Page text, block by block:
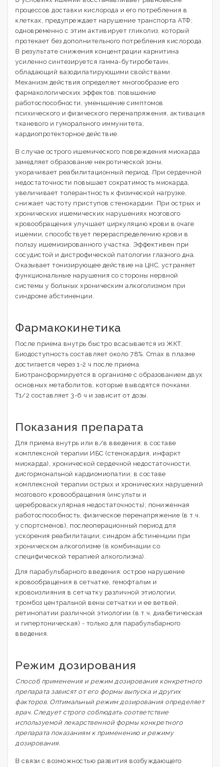
процессов доставки кислорода и его потребления в
клетках, предупреждает нарушение транспорта АТФ;
одновременно с этим активирует гликолиз, который
протекает без дополнительного потребления кислорода.
В результате снижения концентрации карнитина
усиленно синтезируется гамма-бутиробетаин,
обладающий вазодилатирующими свойствами.
Механизм действия определяет многообразие его
фармакологических эффектов: повышение
работоспособности, уменьшение симптомов
психического и физического перенапряжения, активация
тканевого и гуморального иммунитета,
кардиопротекторное действие.
В случае острого ишемического повреждения миокарда
замедляет образование некротической зоны,
укорачивает реабилитационный период. При сердечной
недостаточности повышает сократимость миокарда,
увеличивает толерантность к физической нагрузке,
снижает частоту приступов стенокардии. При острых и
хронических ишемических нарушениях мозгового
кровообращения улучшает циркуляцию крови в очаге
ишемии, способствует перераспределению крови в
пользу ишемизированного участка. Эффективен при
сосудистой и дистрофической патологии глазного дна.
Оказывает тонизирующее действие на ЦНС, устраняет
функциональные нарушения со стороны нервной
системы у больных хроническим алкоголизмом при
синдроме абстиненции.
Фармакокинетика
После приема внутрь быстро всасывается из ЖКТ.
Биодоступность составляет около 78%. Cmax в плазме
достигается через 1-2 ч после приема.
Биотрансформируется в организме с образованием двух
основных метаболитов, которые выводятся почками.
T1/2 составляет 3-6 ч и зависит от дозы.
Показания препарата
Для приема внутрь или в/в введения: в составе
комплексной терапии ИБС (стенокардия, инфаркт
миокарда), хронической сердечной недостаточности,
дисгормональной кардиомиопатии; в составе
комплексной терапии острых и хронических нарушений
мозгового кровообращения (инсульты и
цереброваскулярная недостаточность); пониженная
работоспособность, физическое перенапряжение (в т.ч.
у спортсменов), послеоперационный период для
ускорения реабилитации; синдром абстиненции при
хроническом алкоголизме (в комбинации со
специфической терапией алкоголизма).
Для парабульбарного введения: острое нарушение
кровообращения в сетчатке, гемофтальм и
кровоизлияния в сетчатку различной этиологии,
тромбоз центральной вены сетчатки и ее ветвей,
ретинопатии различной этиологии (в т.ч. диабетическая
и гипертоническая) - только для парабульбарного
введения.
Режим дозирования
Способ применения и режим дозирования конкретного
препарата зависят от его формы выпуска и других
факторов. Оптимальный режим дозирования определяет
врач. Следует строго соблюдать соответствие
используемой лекарственной формы конкретного
препарата показаниям к применению и режиму
дозирования.
В связи с возможностью развития возбуждающего